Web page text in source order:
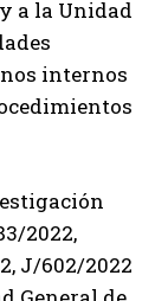
a la Unidad
internos
2022,
J/602/2022